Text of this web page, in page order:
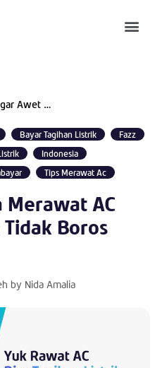
8 Tips dan Cara Merawat AC Agar Awet dan Tidak Boros Listrik
Bayar Tagihan Listrik
Fazz
Indonesia
Tips Merawat Ac
Merawat AC
Boros
by Nida Amalia